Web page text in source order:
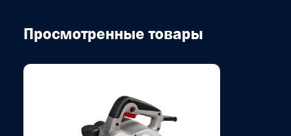
Просмотренные товары